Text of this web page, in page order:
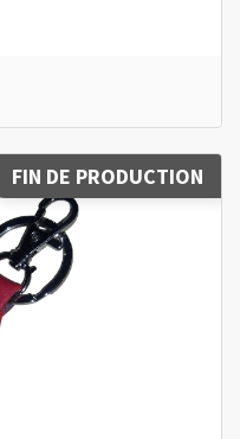
FIN DE PRODUCTION